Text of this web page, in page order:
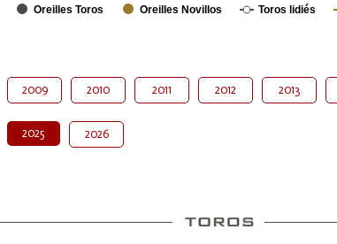
Oreilles Toros Oreilles Novillos Toros lidiés
2009 2010 2011 2012 2013
2025 2026